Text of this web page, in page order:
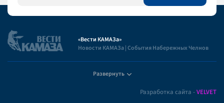
«Вести КАМАЗа»
Новости КАМАЗа | События Набережных Челнов
Развернуть
Разработка сайта -VELVET